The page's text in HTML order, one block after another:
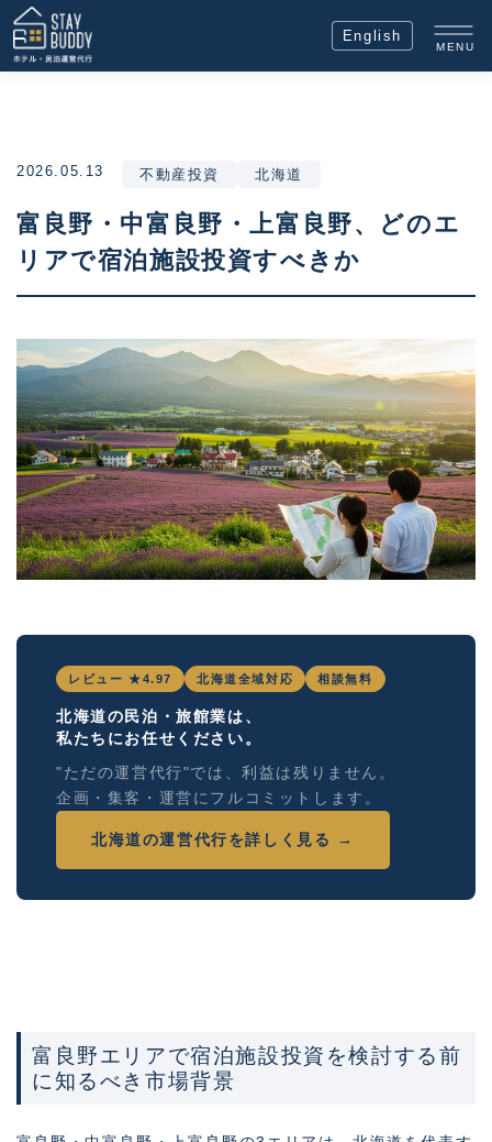
English
MENU
2026.05.13 不動産投資 北海道
富良野・中富良野・上富良野、どのエ
リアで宿泊施設投資すべきか
レビュー ★4.97 北海道全域対応 相談無料
北海道の民泊・旅館業は、
私たちにお任せください。
"ただの運営代行"では、利益は残りません。
企画・集客・運営にフルコミットします。
北海道の運営代行を詳しく見る →
富良野エリアで宿泊施設投資を検討する前
に知るべき市場背景